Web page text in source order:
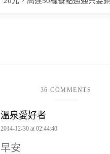
36 COMMENTS
溫泉愛好者
2014-12-30 at 02:44:40
早安